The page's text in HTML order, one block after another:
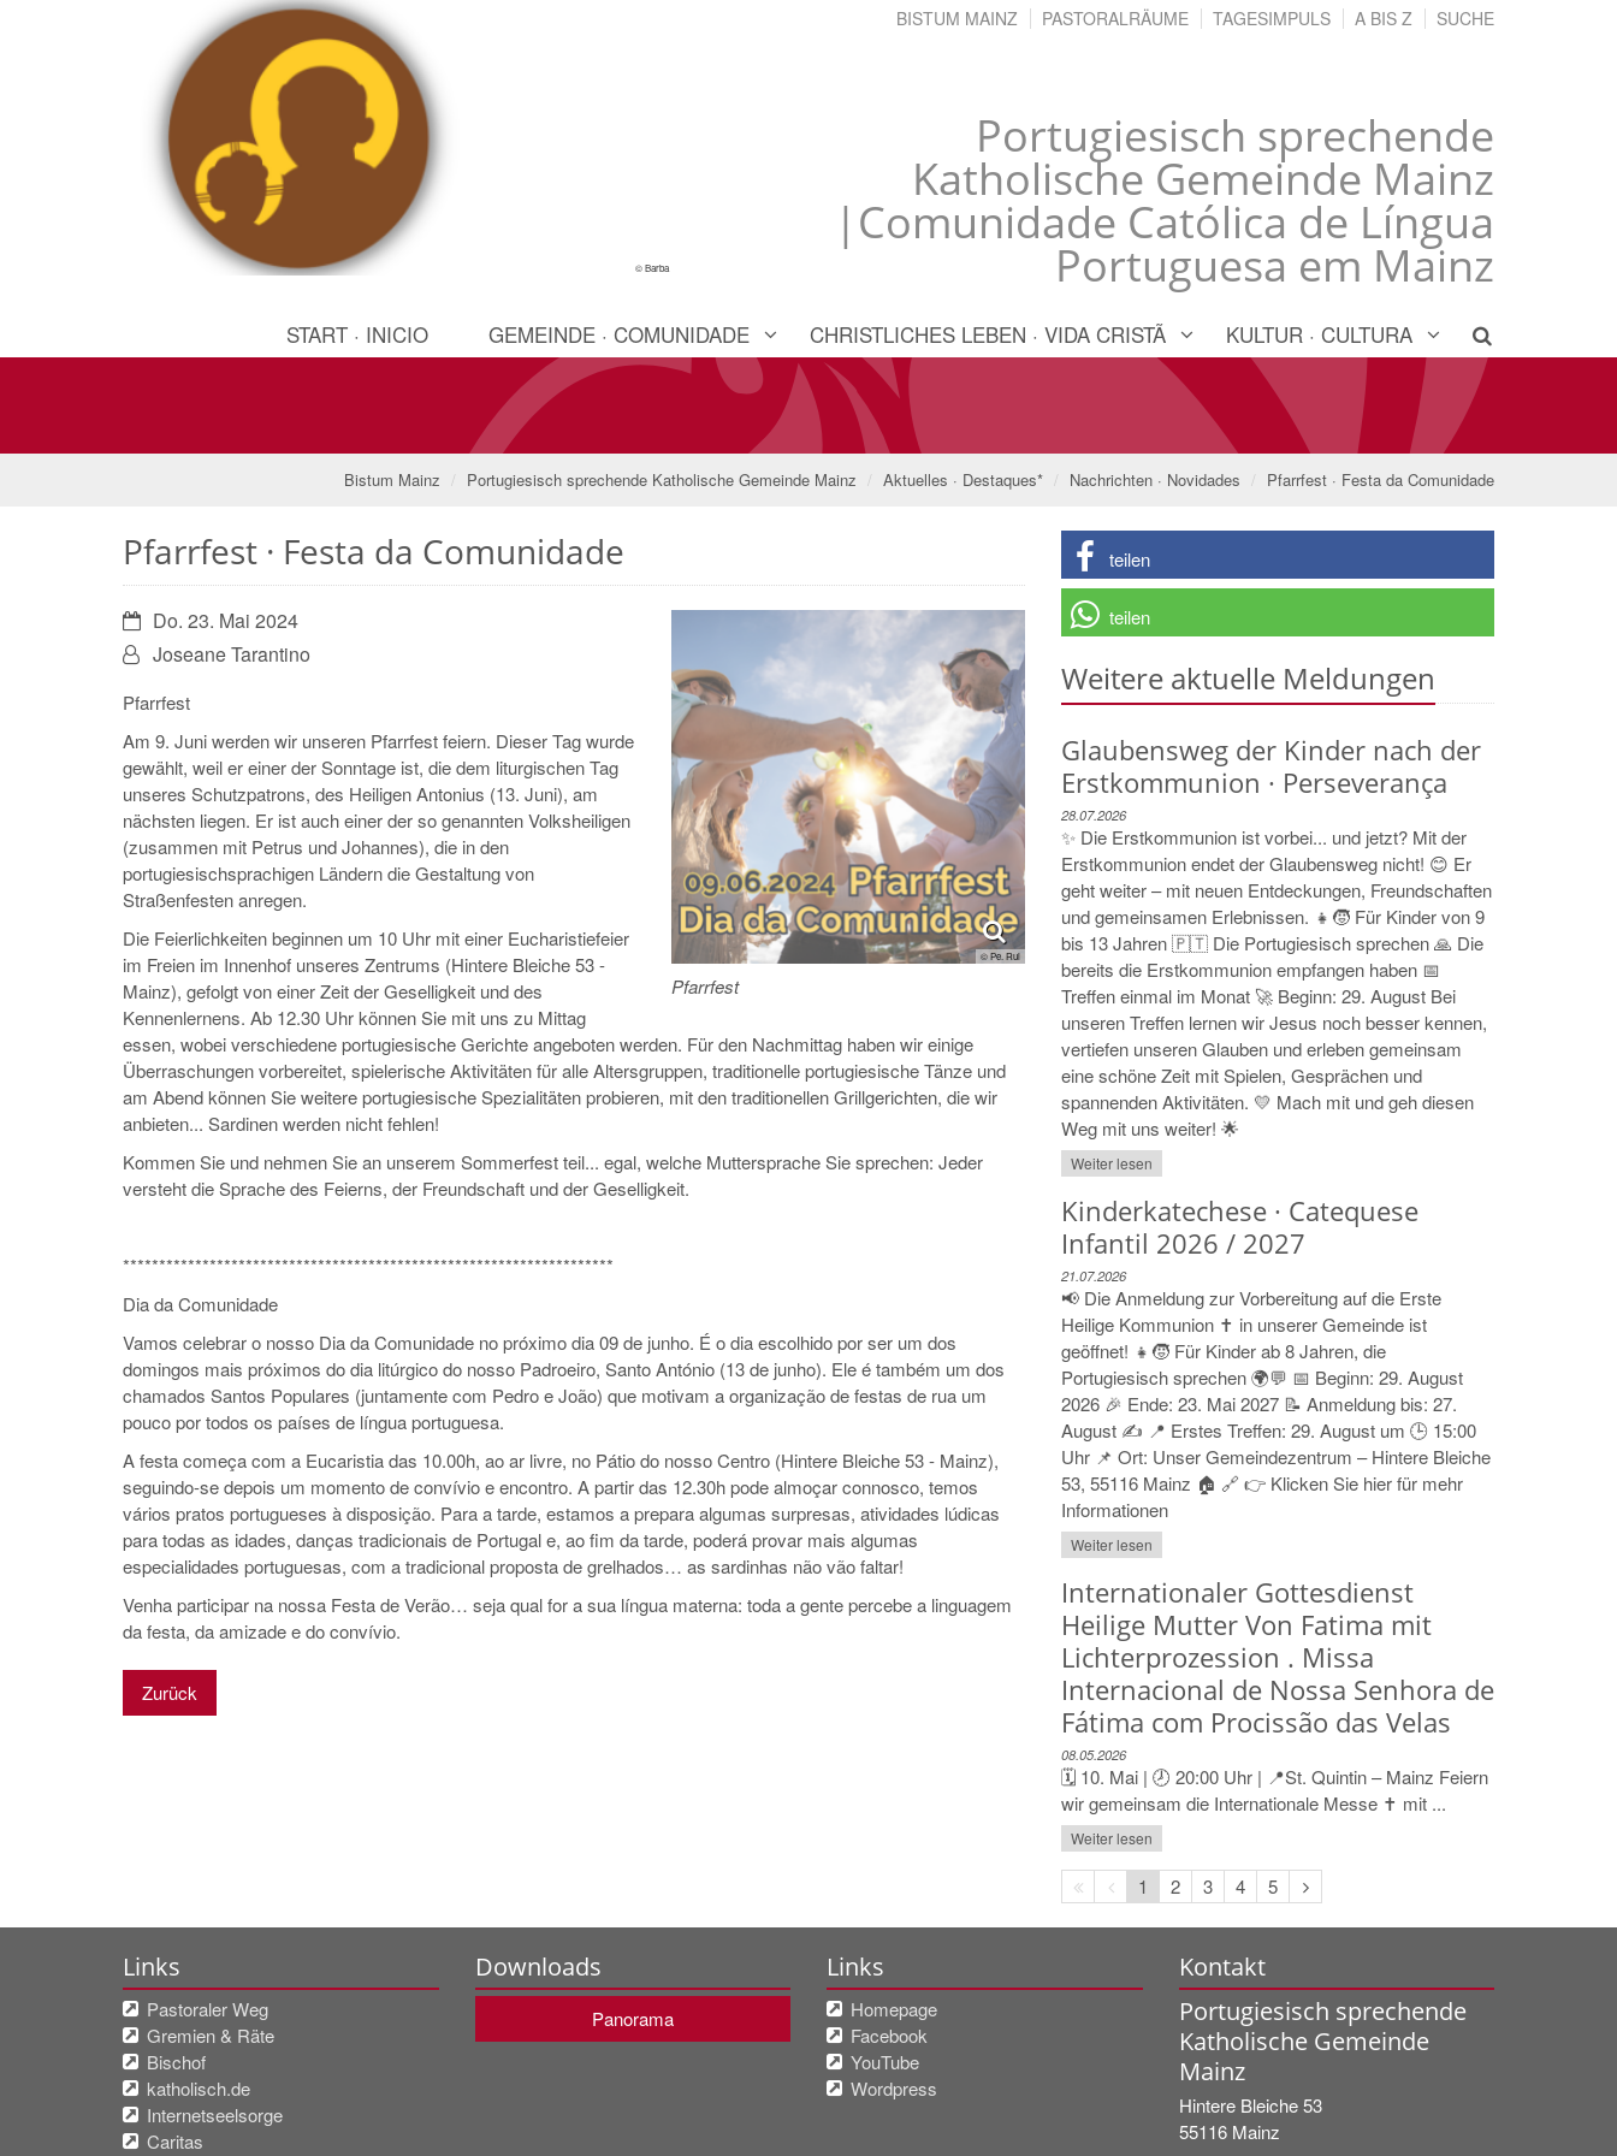
© Barba
Portugiesisch sprechende
Katholische Gemeinde Mainz
|Comunidade Católica de Língua
Portuguesa em Mainz
BISTUM MAINZ PASTORALRÄUME TAGESIMPULS A BIS Z SUCHE
START · INICIO GEMEINDE · COMUNIDADE CHRISTLICHES LEBEN · VIDA CRISTÃ KULTUR · CULTURA
Bistum Mainz Portugiesisch sprechende Katholische Gemeinde Mainz Aktuelles · Destaques* Nachrichten · Novidades Pfarrfest · Festa da Comunidade
Pfarrfest · Festa da Comunidade
© Pe. Rui
Pfarrfest
Datum:Do. 23. Mai 2024
Von:Joseane Tarantino
Pfarrfest
Am 9. Juni werden wir unseren Pfarrfest feiern. Dieser Tag wurde
gewählt, weil er einer der Sonntage ist, die dem liturgischen Tag
unseres Schutzpatrons, des Heiligen Antonius (13. Juni), am
nächsten liegen. Er ist auch einer der so genannten Volksheiligen
(zusammen mit Petrus und Johannes), die in den
portugiesischsprachigen Ländern die Gestaltung von
Straßenfesten anregen.
Die Feierlichkeiten beginnen um 10 Uhr mit einer Eucharistiefeier
im Freien im Innenhof unseres Zentrums (Hintere Bleiche 53 -
Mainz), gefolgt von einer Zeit der Geselligkeit und des
Kennenlernens. Ab 12.30 Uhr können Sie mit uns zu Mittag
essen, wobei verschiedene portugiesische Gerichte angeboten werden. Für den Nachmittag haben wir einige
Überraschungen vorbereitet, spielerische Aktivitäten für alle Altersgruppen, traditionelle portugiesische Tänze und
am Abend können Sie weitere portugiesische Spezialitäten probieren, mit den traditionellen Grillgerichten, die wir
anbieten... Sardinen werden nicht fehlen!
Kommen Sie und nehmen Sie an unserem Sommerfest teil... egal, welche Muttersprache Sie sprechen: Jeder
versteht die Sprache des Feierns, der Freundschaft und der Geselligkeit.
********************************************************************
Dia da Comunidade
Vamos celebrar o nosso Dia da Comunidade no próximo dia 09 de junho. É o dia escolhido por ser um dos
domingos mais próximos do dia litúrgico do nosso Padroeiro, Santo António (13 de junho). Ele é também um dos
chamados Santos Populares (juntamente com Pedro e João) que motivam a organização de festas de rua um
pouco por todos os países de língua portuguesa.
A festa começa com a Eucaristia das 10.00h, ao ar livre, no Pátio do nosso Centro (Hintere Bleiche 53 - Mainz),
seguindo-se depois um momento de convívio e encontro. A partir das 12.30h pode almoçar connosco, temos
vários pratos portugueses à disposição. Para a tarde, estamos a prepara algumas surpresas, atividades lúdicas
para todas as idades, danças tradicionais de Portugal e, ao fim da tarde, poderá provar mais algumas
especialidades portuguesas, com a tradicional proposta de grelhados… as sardinhas não vão faltar!
Venha participar na nossa Festa de Verão… seja qual for a sua língua materna: toda a gente percebe a linguagem
da festa, da amizade e do convívio.
Zurück
teilen
teilen
Weitere aktuelle Meldungen
Glaubensweg der Kinder nach der
Erstkommunion · Perseverança
28.07.2026
✨ Die Erstkommunion ist vorbei... und jetzt? Mit der
Erstkommunion endet der Glaubensweg nicht! 😊 Er
geht weiter – mit neuen Entdeckungen, Freundschaften
und gemeinsamen Erlebnissen. 👧🧒 Für Kinder von 9
bis 13 Jahren 🇵🇹 Die Portugiesisch sprechen 🙏 Die
bereits die Erstkommunion empfangen haben 📅
Treffen einmal im Monat 🚀 Beginn: 29. August Bei
unseren Treffen lernen wir Jesus noch besser kennen,
vertiefen unseren Glauben und erleben gemeinsam
eine schöne Zeit mit Spielen, Gesprächen und
spannenden Aktivitäten. 💛 Mach mit und geh diesen
Weg mit uns weiter! 🌟
Weiter lesen
Kinderkatechese · Catequese
Infantil 2026 / 2027
21.07.2026
📢 Die Anmeldung zur Vorbereitung auf die Erste
Heilige Kommunion ✝️ in unserer Gemeinde ist
geöffnet! 👧🧒 Für Kinder ab 8 Jahren, die
Portugiesisch sprechen 🌍💬 📅 Beginn: 29. August
2026 🎉 Ende: 23. Mai 2027 📝 Anmeldung bis: 27.
August ✍️ 📍 Erstes Treffen: 29. August um 🕒 15:00
Uhr 📌 Ort: Unser Gemeindezentrum – Hintere Bleiche
53, 55116 Mainz 🏠 🔗 👉 Klicken Sie hier für mehr
Informationen
Weiter lesen
Internationaler Gottesdienst
Heilige Mutter Von Fatima mit
Lichterprozession . Missa
Internacional de Nossa Senhora de
Fátima com Procissão das Velas
08.05.2026
🗓️ 10. Mai | 🕗 20:00 Uhr | 📍St. Quintin – Mainz Feiern
wir gemeinsam die Internationale Messe ✝️ mit ...
Weiter lesen
Erste
Seite
Vorherige
Seite
1 2 3 4 5
Nächste
Seite
Links
Pastoraler Weg
Gremien & Räte
Bischof
katholisch.de
Internetseelsorge
Caritas
Downloads
Panorama
Links
Homepage
Facebook
YouTube
Wordpress
Kontakt
Portugiesisch sprechende
Katholische Gemeinde
Mainz
Hintere Bleiche 53
55116 Mainz